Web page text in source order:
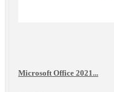
Microsoft Office 2021...